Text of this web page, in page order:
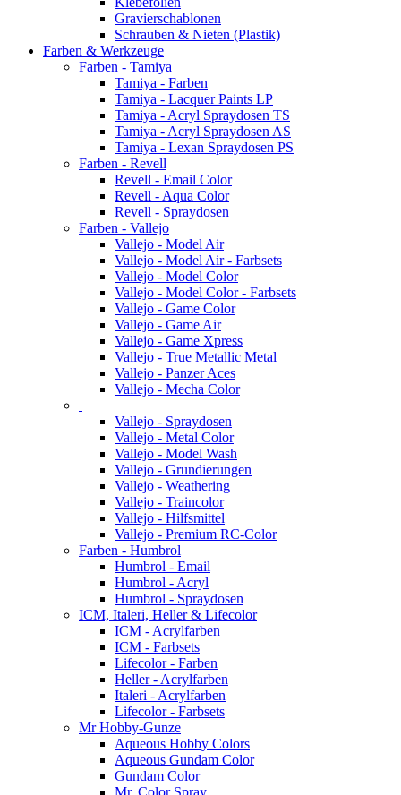
Gravierschablonen
Schrauben & Nieten (Plastik)
Farben & Werkzeuge
Farben - Tamiya
Tamiya - Farben
Tamiya - Lacquer Paints LP
Tamiya - Acryl Spraydosen TS
Tamiya - Acryl Spraydosen AS
Tamiya - Lexan Spraydosen PS
Farben - Revell
Revell - Email Color
Revell - Aqua Color
Revell - Spraydosen
Farben - Vallejo
Vallejo - Model Air
Vallejo - Model Air - Farbsets
Vallejo - Model Color
Vallejo - Model Color - Farbsets
Vallejo - Game Color
Vallejo - Game Air
Vallejo - Game Xpress
Vallejo - True Metallic Metal
Vallejo - Panzer Aces
Vallejo - Mecha Color
Vallejo - Spraydosen
Vallejo - Metal Color
Vallejo - Model Wash
Vallejo - Grundierungen
Vallejo - Weathering
Vallejo - Traincolor
Vallejo - Hilfsmittel
Vallejo - Premium RC-Color
Farben - Humbrol
Humbrol - Email
Humbrol - Acryl
Humbrol - Spraydosen
ICM, Italeri, Heller & Lifecolor
ICM - Acrylfarben
ICM - Farbsets
Lifecolor - Farben
Heller - Acrylfarben
Italeri - Acrylfarben
Lifecolor - Farbsets
Mr Hobby-Gunze
Aqueous Hobby Colors
Aqueous Gundam Color
Gundam Color
Mr. Color Spray